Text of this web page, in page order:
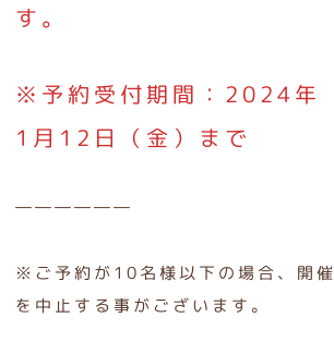
す。
※予約受付期間：2024年
1月12日（金）まで
――――――
※ご予約が10名様以下の場合、開催
を中止する事がございます。